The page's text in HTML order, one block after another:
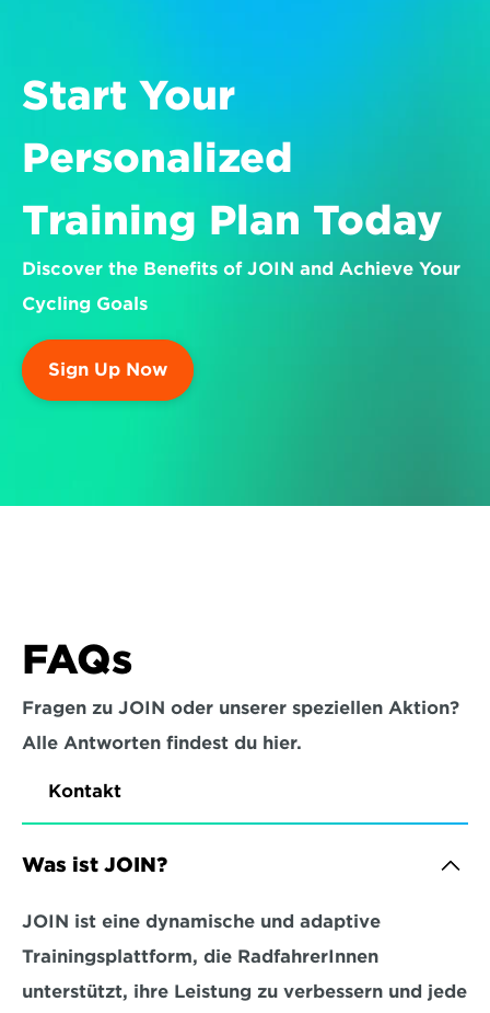
Start Your
Personalized
Training Plan Today
Discover the Benefits of JOIN and Achieve Your
Cycling Goals
Sign Up Now
FAQs
Fragen zu JOIN oder unserer speziellen Aktion?
Alle Antworten findest du hier.
Kontakt
Was ist JOIN?
JOIN ist eine dynamische und adaptive
Trainingsplattform, die RadfahrerInnen
unterstützt, ihre Leistung zu verbessern und jede